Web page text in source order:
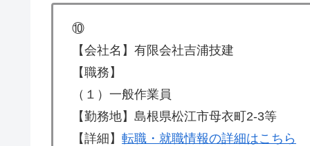
⑩
【会社名】有限会社吉浦技建
【職務】
（１）一般作業員
【勤務地】島根県松江市母衣町2-3等
【詳細】 転職・就職情報の詳細はこちら